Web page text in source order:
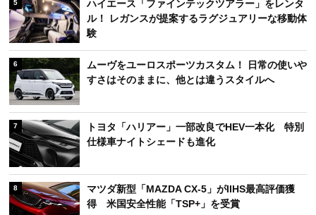
5
ハイエース「ファインテックツアラー」をレンタ
ル！ レガンスが提案するラグジュアリーな移動体
験
6
ムーヴをユーロスポーツカスタム！ 日常の使いや
すさはそのままに、他とは違うスタイルへ
7
トヨタ「ハリアー」一部改良でHEV一本化 特別
仕様車ナイトシェードも進化
8
マツダ新型「MAZDA CX-5」がIIHS最高評価獲
得 米国安全性能「TSP+」を受賞